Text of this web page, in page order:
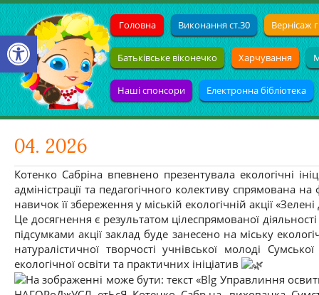
Open toolbar
Головна Виконання ст.30 Вернісаж
Батьківське віконечко Харчування
Наші спонсори Електронна бібліотека
04. 2026
Котенко Сабріна впевнено презентувала екологічні
адміністрації та педагогічного колективу спрямована
навичок її збереження у міській екологічній акції
Це досягнення є результатом цілеспрямованої
підсумками акції заклад буде занесено на міську
натуралістичної творчості учнівської молоді
екологічної освіти та практичних ініціатив